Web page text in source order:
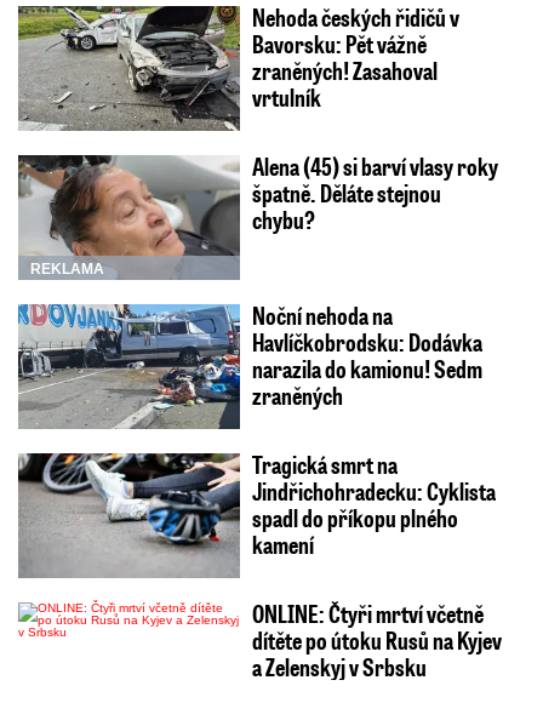
Nehoda českých řidičů v
Bavorsku: Pět vážně
zraněných! Zasahoval
vrtulník
REKLAMA
Alena (45) si barví vlasy roky
špatně. Děláte stejnou
chybu?
Noční nehoda na
Havlíčkobrodsku: Dodávka
narazila do kamionu! Sedm
zraněných
Tragická smrt na
Jindřichohradecku: Cyklista
spadl do příkopu plného
kamení
ONLINE: Čtyři mrtví včetně
dítěte po útoku Rusů na Kyjev
a Zelenskyj v Srbsku